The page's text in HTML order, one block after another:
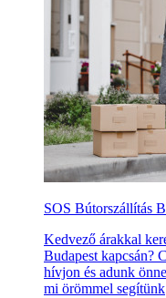
SOS Bútorszállítás
Kedvező árakkal
Budapest kapcsán?
hívjon és adunk
mi örömmel segítünk